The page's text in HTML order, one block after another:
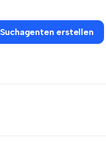
Suchagenten erstellen